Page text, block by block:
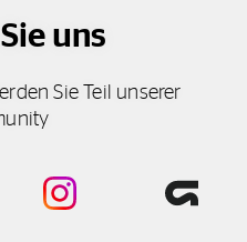
uns
Sie Teil unserer